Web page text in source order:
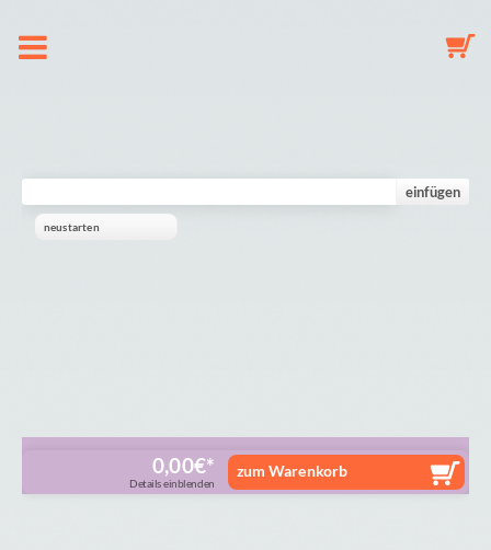
Winkelmandje
einfügen
neustarten
0,00€
Details einblenden
zum Warenkorb